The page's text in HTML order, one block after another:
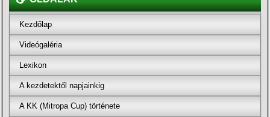
Kezdőlap
Videógaléria
Lexikon
A kezdetektől napjainkig
A KK (Mitropa Cup) története